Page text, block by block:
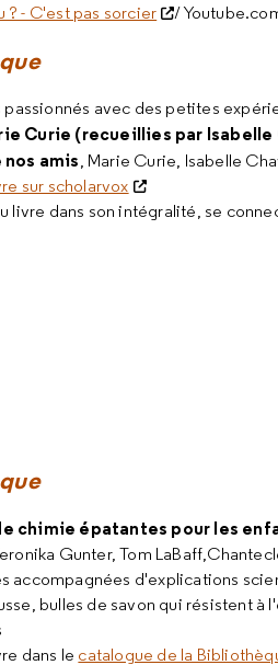
? - C'est pas sorcier
/
passionnés avec des petites
Curie (recueillies par
amis, Marie Curie, Isabelle
sur scholarvox
livre dans son intégralité, se
chimie épatantes pour les
Gunter, Tom
accompagnées d'explications
bulles de savon qui résistent à
dans le catalogue de la